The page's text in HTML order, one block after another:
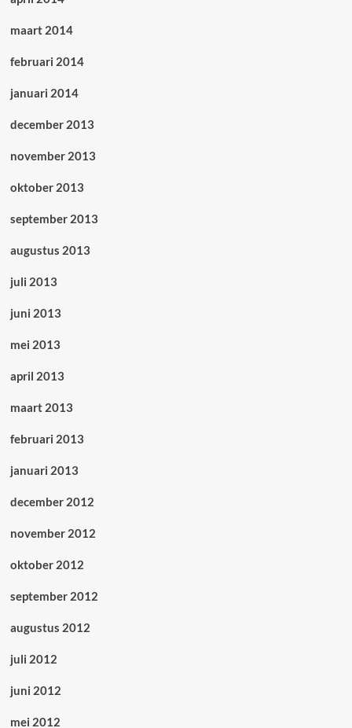
maart 2014
februari 2014
januari 2014
december 2013
november 2013
oktober 2013
september 2013
augustus 2013
juli 2013
juni 2013
mei 2013
april 2013
maart 2013
februari 2013
januari 2013
december 2012
november 2012
oktober 2012
september 2012
augustus 2012
juli 2012
juni 2012
mei 2012